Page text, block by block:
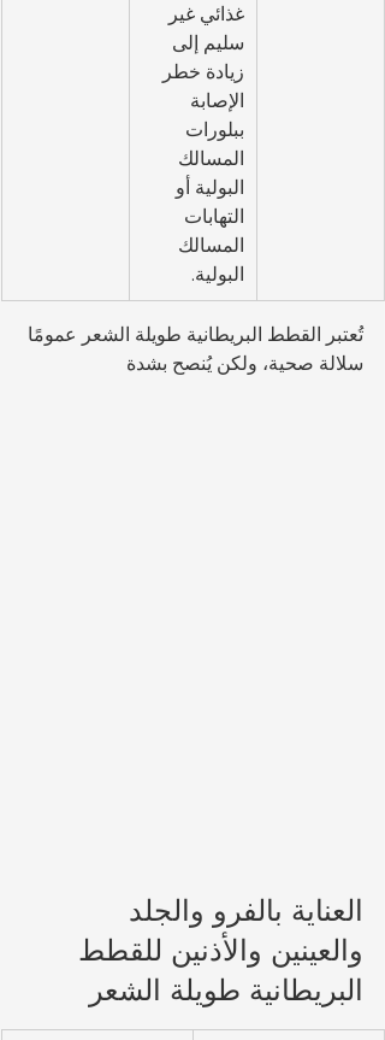
غذائي غير
سليم إلى
زيادة خطر
الإصابة
ببلورات
المسالك
البولية أو
التهابات
المسالك
البولية.
تُعتبر القطط البريطانية طويلة الشعر عمومًا
سلالة صحية، ولكن يُنصح بشدة
العناية بالفرو والجلد
والعينين والأذنين للقطط
البريطانية طويلة الشعر